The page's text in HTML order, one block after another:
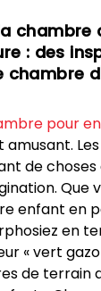
chambre
: des
chambre
pour
de
Que
enfant en
en
« vert
de terrain